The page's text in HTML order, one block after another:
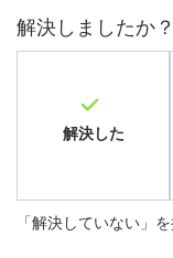
解決しましたか？
解決した
「解決していない」